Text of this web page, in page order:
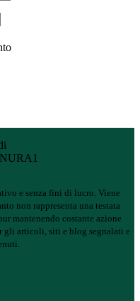
e senza fini di lucro. Viene
non rappresenta una testata
mantenendo costante azione
gli articoli, siti e blog segnalati e